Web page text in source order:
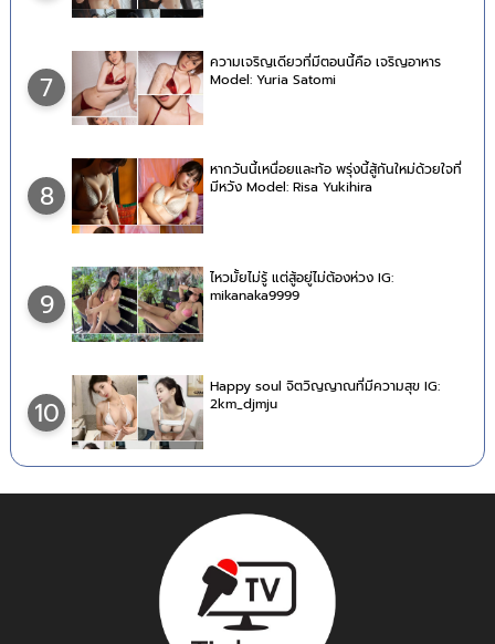
7
ความเจริญเดียวที่มีตอนนี้คือ เจริญอาหาร
Model: Yuria Satomi
8
หากวันนี้เหนื่อยและท้อ พรุ่งนี้สู้กันใหม่ด้วยใจที่
มีหวัง Model: Risa Yukihira
9
ไหวมั้ยไม่รู้ แต่สู้อยู่ไม่ต้องห่วง IG:
mikanaka9999
10
Happy soul จิตวิญญาณที่มีความสุข IG:
2km_djmju